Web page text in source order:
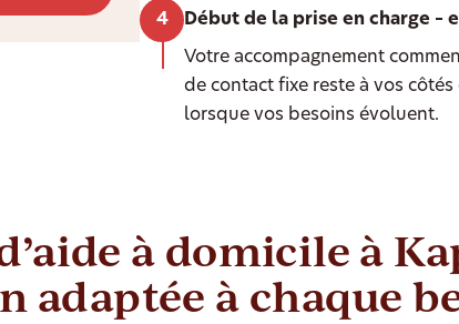
Début de la prise en charge –
Votre accompagnement
de contact fixe reste à vos
lorsque vos besoins évoluent.
à domicile à
adaptée à chaque